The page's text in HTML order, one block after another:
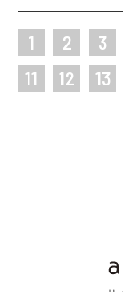
1 2 3
11
12 13